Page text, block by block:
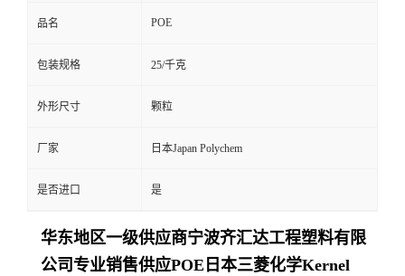
品名 POE
包装规格 25/千克
外形尺寸 颗粒
厂家 日本Japan Polychem
是否进口 是
华东地区一级供应商宁波齐汇达工程塑料有限
公司 专业销售供应POE日本三菱化学Kernel